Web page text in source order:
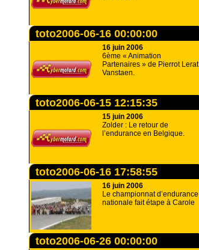
toto2006-06-16 00:00:00
16 juin 2006
6ème « Animation
Partenaires » de Pierrot Lerat
Vanstaen.
toto2006-06-15 12:15:35
15 juin 2006
Zolder : Le retour de
l’endurance en Belgique.
toto2006-06-16 17:58:55
16 juin 2006
Le championnat d’endurance
nationale fait étape à Carole
toto2006-06-26 00:00:00